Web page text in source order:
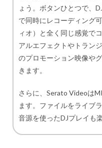
ょう。ボタンひとつで、
で同時にレコーディング
ィオ）と全く同じ感覚で
アルエフェクトやトラン
のプロモーション映像や
きます。
さらに、Serato Videoは
ます。ファイルをライブ
音源を使ったDJプレイも